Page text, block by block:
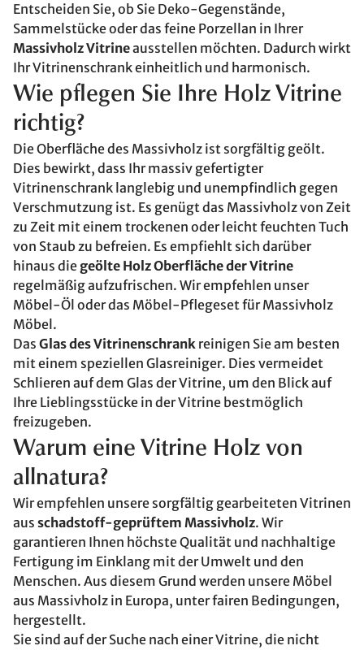
Entscheiden Sie, ob Sie Deko-Gegenstände,
Sammelstücke oder das feine Porzellan in Ihrer
Massivholz Vitrineausstellen möchten. Dadurch wirkt
Ihr Vitrinenschrank einheitlich und harmonisch.
Wie pflegen Sie Ihre Holz Vitrine
richtig?
Die Oberfläche des Massivholz ist sorgfältig geölt.
Dies bewirkt, dass Ihr massiv gefertigter
Vitrinenschrank langlebig und unempfindlich gegen
Verschmutzung ist. Es genügt das Massivholz von Zeit
zu Zeit mit einem trockenen oder leicht feuchten Tuch
von Staub zu befreien. Es empfiehlt sich darüber
hinaus die geölte Holz Oberfläche der Vitrine
regelmäßig aufzufrischen. Wir empfehlen unser
Möbel-Öl oder das Möbel-Pflegeset für Massivholz
Möbel.
Das Glas des Vitrinenschrank reinigen Sie am besten
mit einem speziellen Glasreiniger. Dies vermeidet
Schlieren auf dem Glas der Vitrine, um den Blick auf
Ihre Lieblingsstücke in der Vitrine bestmöglich
freizugeben.
Warum eine Vitrine Holz von
allnatura?
Wir empfehlen unsere sorgfältig gearbeiteten Vitrinen
aus schadstoff-geprüftem Massivholz. Wir
garantieren Ihnen höchste Qualität und nachhaltige
Fertigung im Einklang mit der Umwelt und den
Menschen. Aus diesem Grund werden unsere Möbel
aus Massivholz in Europa, unter fairen Bedingungen,
hergestellt.
Sie sind auf der Suche nach einer Vitrine, die nicht